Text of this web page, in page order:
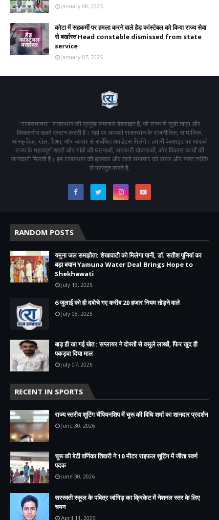
January 08, 2025
कोटा में सहकर्मी पर हमला करने वाले हैड कांस्टेबल को किया राज्य सेवा
से बर्खास्त Head constable dismissed from state
service
January 07, 2025
"राजसमाचार" राजस्थान की प्रमुख समाचार वेबसाइट है, जो राज्य से जुड़ी ताज़ा और
विश्वसनीय खबरें प्रदान करती है। यहां पर आपको राजस्थान के राजनीतिक, सामाजिक,
सांस्कृतिक, खेल, शिक्षा, और व्यापार से संबंधित अपडेट्स मिलेंगे। हमारी वेबसाइट पर आपको
राज्य के महत्वपूर्ण शहरों और गांवों की घटनाओं, सरकारी योजनाओं, और विकास कार्यों की
जानकारी मिलती है। हम राजस्थान की हलचल और ताजे समाचार को सरल और स्पष्ट तरीके
से प्रस्तुत करते हैं,
RANDOM POSTS
यमुना जल समझौता: शेखावाटी को मिलेगा पानी, डॉ. सतीश पूनियां का
बड़ा बयान Yamuna Water Deal Brings Hope to
Shekhawati
July 13, 2026
6 जुलाई को ही दबोचे गए करीब 20 हजार नियम तोड़ने वाले
July 08, 2026
बाड़ ही खा गई खेत : सप्लायर ने दोस्तों से वसूले लाखों, फिर खुद ही
पकड़वा दिया माल
July 07, 2026
RECENT IN SPORTS
राज्य स्तरीय शूटिंग चैंपियनशिप में चूरू की विधि शर्मा का शानदार प्रदर्शन
June 30, 2026
चूरू की बेटी वर्णिका तिवारी ने 10 मीटर राइफल शूटिंग में जीता स्वर्ण
पदक
June 30, 2026
सरस्वती स्कूल के पवित्र जांगिड़ का क्रिकेट में नेशनल स्तर के लिए
चयन
April 11, 2026